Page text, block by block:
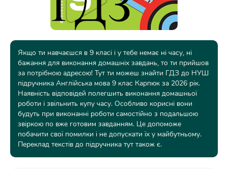
Якщо ти навчаєшся в 9 класі і у тебе немає ні часу, ні
бажання для виконання домашніх завдань, то ти прийшов
за потрібною адресою! Тут ти можеш знайти ГДЗ до НУШ
підручника Англійська мова 9 клас Карпюк за 2026 рік.
Наявність відповідей полегшить виконання домашньої
роботи і звільнить купу часу. Особливо корисні вони
будуть при виконанні роботи самостійно з подальшою
звіркою по вже готовим завданням. Це допоможе
побачити свої помилки і не допускати їх у майбутньому.
Переклад текстів до підручника тут також є.